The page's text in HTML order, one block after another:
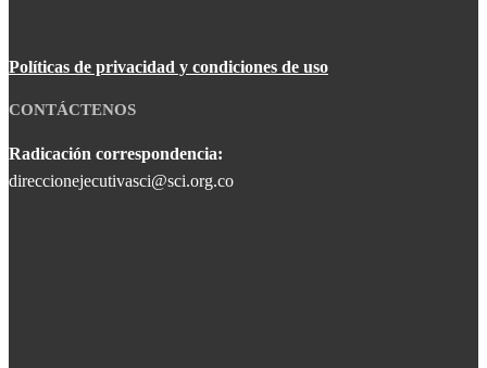
Políticas de privacidad y condiciones de uso
CONTÁCTENOS
Radicación correspondencia:
direccionejecutivasci@sci.org.co